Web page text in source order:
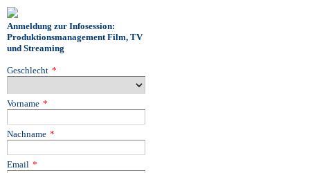
Anmeldung zur Infosession:
Produktionsmanagement Film, TV
und Streaming
Geschlecht *
Vorname *
Nachname *
Email *